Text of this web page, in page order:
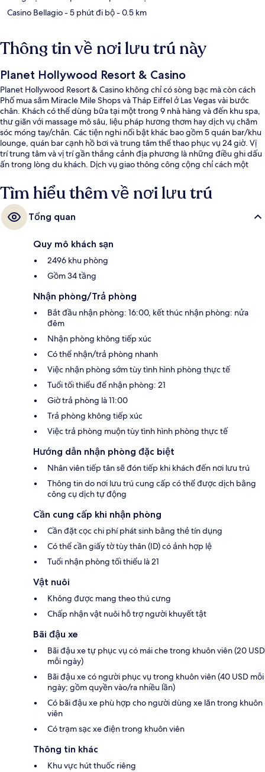
Casino Bellagio- 5 phút đi bộ- 0.5 km
Thông tin về nơi lưu trú này
Planet Hollywood Resort & Casino
Planet Hollywood Resort & Casino không chỉ có sòng bạc mà còn cách
Phố mua sắm Miracle Mile Shops và Tháp Eiffel ở Las Vegas vài bước
chân. Khách có thể dùng bữa tại một trong 9 nhà hàng và đến khu spa,
thư giãn với massage mô sâu, liệu pháp hương thơm hay dịch vụ chăm
sóc móng tay/chân. Các tiện nghi nổi bật khác bao gồm 5 quán bar/khu
lounge, quán bar cạnh hồ bơi và trung tâm thể thao phục vụ 24 giờ. Vị
trí trung tâm và vị trí gần thắng cảnh địa phương là những điều ghi dấu
ấn trong lòng du khách. Dịch vụ giao thông công cộng chỉ cách một
và Ga Flamingo - Caesars Palace Monorail 11 phút.
Tìm hiểu thêm về nơi lưu trú
Tổng quan
Quy mô khách sạn
2496 khu phòng
Gồm 34 tầng
Nhận phòng/Trả phòng
Bắt đầu nhận phòng: 16:00, kết thúc nhận phòng: nửa
đêm
Nhận phòng không tiếp xúc
Có thể nhận/trả phòng nhanh
Việc nhận phòng sớm tùy tình hình phòng thực tế
Tuổi tối thiểu để nhận phòng: 21
Giờ trả phòng là 11:00
Trả phòng không tiếp xúc
Việc trả phòng muộn tùy tình hình phòng thực tế
Hướng dẫn nhận phòng đặc biệt
Nhân viên tiếp tân sẽ đón tiếp khi khách đến nơi lưu trú
Thông tin do nơi lưu trú cung cấp có thể được dịch bằng
công cụ dịch tự động
Cần cung cấp khi nhận phòng
Cần đặt cọc chi phí phát sinh bằng thẻ tín dụng
Có thể cần giấy tờ tùy thân (ID) có ảnh hợp lệ
Tuổi nhận phòng tối thiểu là 21
Vật nuôi
Không được mang theo thú cưng
Chấp nhận vật nuôi hỗ trợ người khuyết tật
Bãi đậu xe
Bãi đậu xe tự phục vụ có mái che trong khuôn viên (20 USD
mỗi ngày)
Bãi đậu xe có người phục vụ trong khuôn viên (40 USD mỗi
ngày; gồm quyền vào/ra nhiều lần)
Có bãi đậu xe phù hợp cho người dùng xe lăn trong khuôn
viên
Có trạm sạc xe điện trong khuôn viên
Thông tin khác
Khu vực hút thuốc riêng